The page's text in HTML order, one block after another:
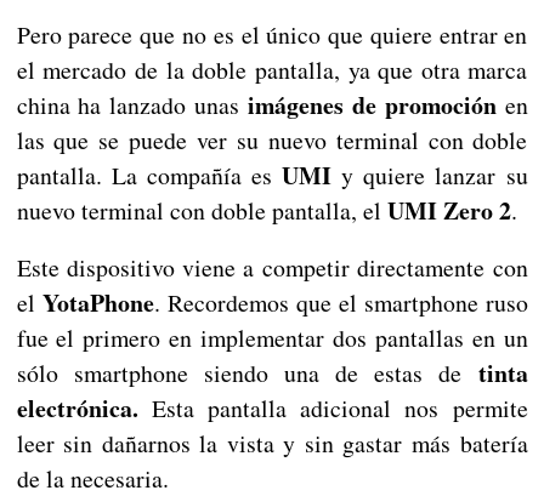
Pero parece que no es el único que quiere entrar en
el mercado de la doble pantalla, ya que otra marca
china ha lanzado unas imágenes de promociónen
las que se puede ver su nuevo terminal con doble
pantalla. La compañía es UMI y quiere lanzar su
nuevo terminal con doble pantalla, el UMI Zero 2.
Este dispositivo viene a competir directamente con
el YotaPhone. Recordemos que el smartphone ruso
fue el primero en implementar dos pantallas en un
sólo smartphone siendo una de estas de tinta
electrónica. Esta pantalla adicional nos permite
leer sin dañarnos la vista y sin gastar más batería
de la necesaria.